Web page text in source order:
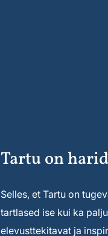
Tartu on
Selles, et Tartu on
tartlased ise kui ka
elevusttekitavat ja